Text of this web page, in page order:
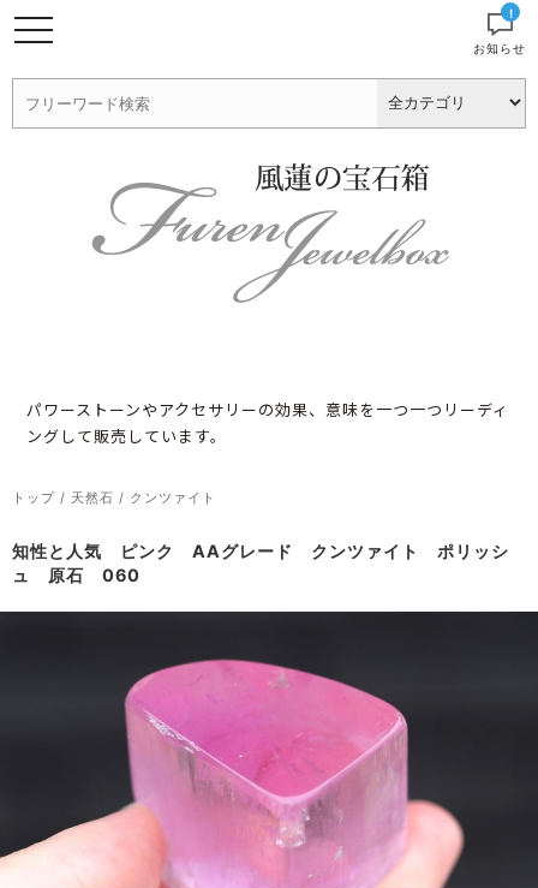
パワーストーンやアクセサリーの効果、意味を一つ一つリーディ
ングして販売しています。
!
お知らせ
トップ / 天然石 / クンツァイト
知性と人気 ピンク AAグレード クンツァイト ポリッシ
ュ 原石 060